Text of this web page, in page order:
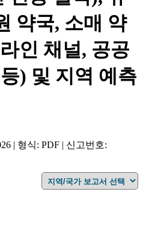
약국, 소매 약
인 채널, 공공
) 및 지역 예측
| 형식: PDF | 신고번호: